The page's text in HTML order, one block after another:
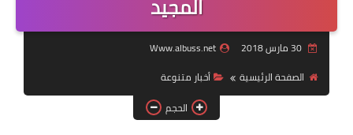
لك سيدتي
المجيد
30 مارس 2018
Www.albuss.net
الصفحة الرئيسية
أخبار متنوعة
الحجم